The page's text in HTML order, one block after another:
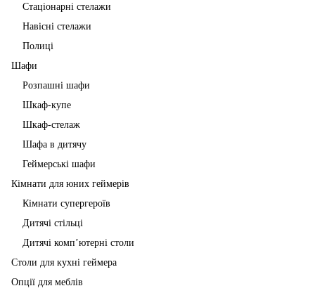
Стаціонарні стелажи
Навісні стелажи
Полиці
Шафи
Розпашні шафи
Шкаф-купе
Шкаф-стелаж
Шафа в дитячу
Геймерські шафи
Кімнати для юних геймерів
Кімнати супергероїв
Дитячі стільці
Дитячі комп’ютерні столи
Столи для кухні геймера
Опції для меблів